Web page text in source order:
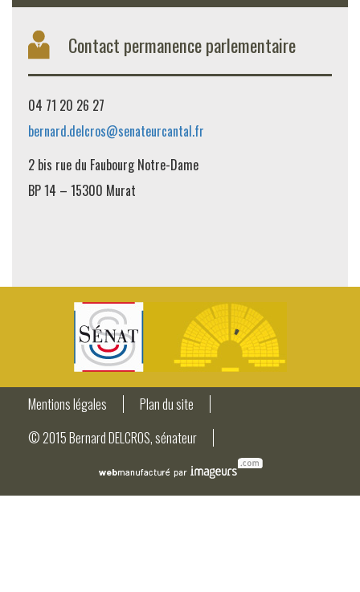
Contact permanence parlementaire
04 71 20 26 27
bernard.delcros@senateurcantal.fr
2 bis rue du Faubourg Notre-Dame
BP 14 – 15300 Murat
Mentions légales
Plan du site
© 2015 Bernard DELCROS, sénateur